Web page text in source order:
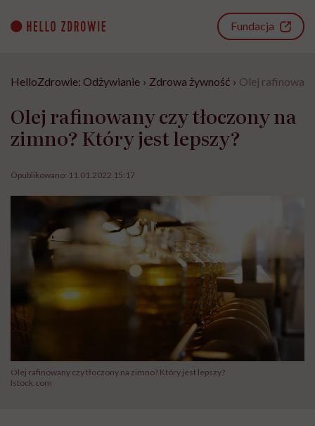
content
Fundacja
HelloZdrowie: Odżywianie › Zdrowa żywność › Olej
Olej rafinowany czy tłoczony na
zimno? Który jest lepszy?
Opublikowano: 11.01.2022 15:17
Olej rafinowany czy tłoczony na zimno? Który jest lepszy?
Istock.com